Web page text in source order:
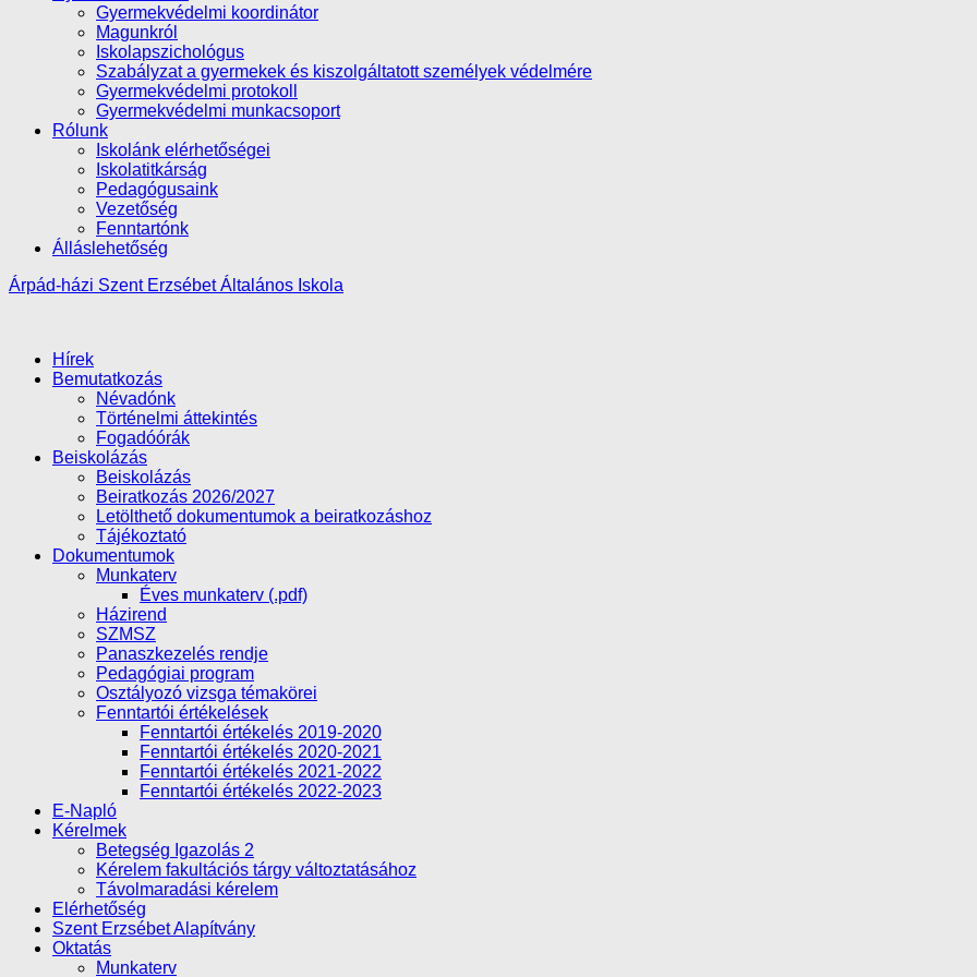
Gyermekvédelmi koordinátor
Magunkról
Iskolapszichológus
Szabályzat a gyermekek és kiszolgáltatott személyek védelmére
Gyermekvédelmi protokoll
Gyermekvédelmi munkacsoport
Rólunk
Iskolánk elérhetőségei
Iskolatitkárság
Pedagógusaink
Vezetőség
Fenntartónk
Álláslehetőség
Árpád-házi Szent Erzsébet Általános Iskola
Hírek
Bemutatkozás
Névadónk
Történelmi áttekintés
Fogadóórák
Beiskolázás
Beiskolázás
Beiratkozás 2026/2027
Letölthető dokumentumok a beiratkozáshoz
Tájékoztató
Dokumentumok
Munkaterv
Éves munkaterv (.pdf)
Házirend
SZMSZ
Panaszkezelés rendje
Pedagógiai program
Osztályozó vizsga témakörei
Fenntartói értékelések
Fenntartói értékelés 2019-2020
Fenntartói értékelés 2020-2021
Fenntartói értékelés 2021-2022
Fenntartói értékelés 2022-2023
E-Napló
Kérelmek
Betegség Igazolás 2
Kérelem fakultációs tárgy változtatásához
Távolmaradási kérelem
Elérhetőség
Szent Erzsébet Alapítvány
Oktatás
Munkaterv